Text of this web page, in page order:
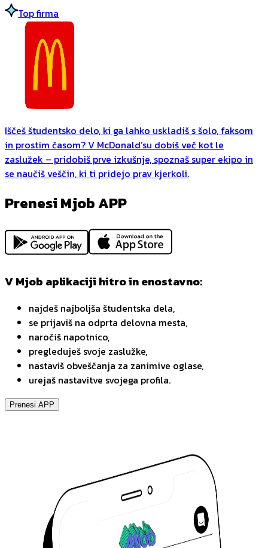
Top firma
Iščeš študentsko delo, ki ga lahko uskladiš s šolo, faksom
in prostim časom? V McDonald’su dobiš več kot le
zaslužek – pridobiš prve izkušnje, spoznaš super ekipo in
se naučiš veščin, ki ti pridejo prav kjerkoli.
Prenesi Mjob APP
V Mjob aplikaciji hitro in enostavno:
najdeš najboljša študentska dela,
se prijaviš na odprta delovna mesta,
naročiš napotnico,
pregleduješ svoje zaslužke,
nastaviš obveščanja za zanimive oglase,
urejaš nastavitve svojega profila.
Prenesi APP